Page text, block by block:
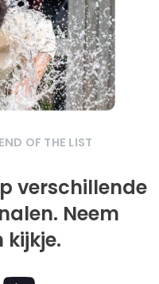
OF THE LIST
verschillende
Neem
kijkje.